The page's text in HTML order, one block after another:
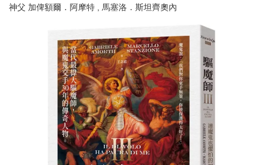
神父 加俾額爾．阿摩特 , 馬塞洛．斯坦齊奧內